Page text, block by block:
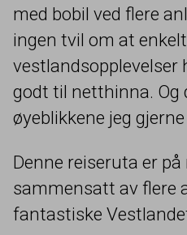
med bobil ved flere
ingen tvil om at
vestlandsopplevelser
godt til netthinna. Og
øyeblikkene jeg
Denne reiseruta er
sammensatt av flere
fantastiske